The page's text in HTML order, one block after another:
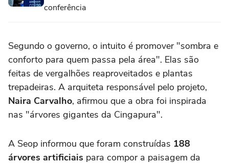
conferência
Segundo o governo, o intuito é promover "sombra e
conforto para quem passa pela área". Elas são
feitas de vergalhões reaproveitados e plantas
trepadeiras. A arquiteta responsável pelo projeto,
Naira Carvalho, afirmou que a obra foi inspirada
nas "árvores gigantes da Cingapura".
A Seop informou que foram construídas 188
árvores artificiais para compor a paisagem da